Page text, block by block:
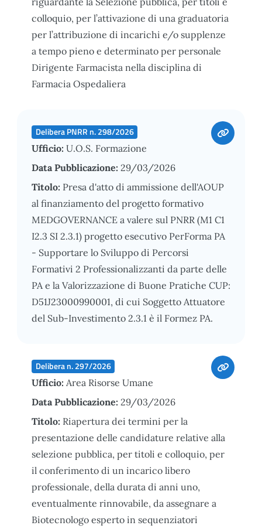
colloquio, per l’attivazione di una graduatoria
per l’attribuzione di incarichi e/o supplenze
a tempo pieno e determinato per personale
Dirigente Farmacista nella disciplina di
Farmacia Ospedaliera
Delibera PNRR n. 298/2026
Ufficio: U.O.S. Formazione
Data Pubblicazione: 29/03/2026
Titolo: Presa d'atto di ammissione dell'AOUP
al finanziamento del progetto formativo
MEDGOVERNANCE a valere sul PNRR (M1 C1
I2.3 SI 2.3.1) progetto esecutivo PerForma PA
- Supportare lo Sviluppo di Percorsi
Formativi 2 Professionalizzanti da parte delle
PA e la Valorizzazione di Buone Pratiche CUP:
D51J23000990001, di cui Soggetto Attuatore
del Sub-Investimento 2.3.1 è il Formez PA.
Delibera n. 297/2026
Ufficio: Area Risorse Umane
Data Pubblicazione: 29/03/2026
Titolo: Riapertura dei termini per la
presentazione delle candidature relative alla
selezione pubblica, per titoli e colloquio, per
il conferimento di un incarico libero
professionale, della durata di anni uno,
eventualmente rinnovabile, da assegnare a
Biotecnologo esperto in sequenziatori